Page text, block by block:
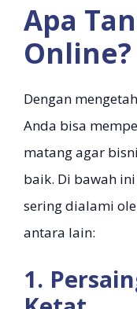
Apa
Online?
Dengan
Anda bisa
matang agar
baik. Di bawah
sering dialami
antara lain:
1.